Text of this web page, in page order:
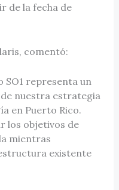
de la fecha de
comentó:
SO1 representa un
nuestra estrategia
en Puerto Rico.
los objetivos de
mientras
existente